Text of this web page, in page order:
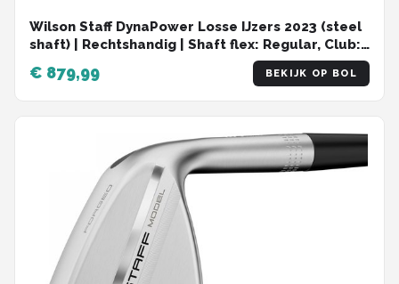
Wilson Staff DynaPower Losse IJzers 2023 (steel
shaft) | Rechtshandig | Shaft flex: Regular, Club:
Gap Wedge (GW) | Rechtshandig | | Shaft flex:
Regular, Club: Gap Wedge (GW)
€ 879,99 BEKIJK OP BOL